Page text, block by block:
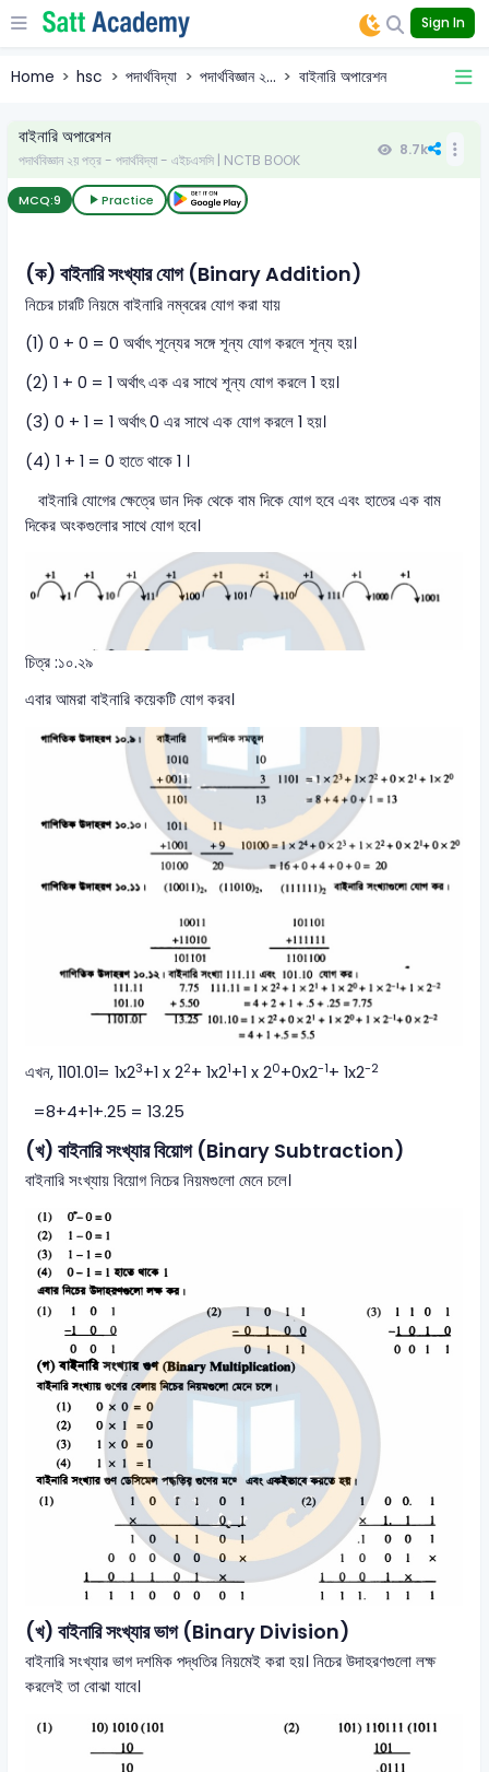
Sign In
Home hsc পদার্থবিদ্যা পদার্থবিজ্ঞান ২... বাইনারি অপারেশন
বাইনারি অপারেশন
পদার্থবিজ্ঞান ২য় পত্র - পদার্থবিদ্যা - এইচএসসি | NCTB BOOK
8.7k
MCQ:9 Practice
(ক) বাইনারি সংখ্যার যোগ (Binary Addition)
নিচের চারটি নিয়মে বাইনারি নম্বরের যোগ করা যায়
(1) 0 + 0 = 0 অর্থাৎ শূন্যের সঙ্গে শূন্য যোগ করলে শূন্য হয়।
(2) 1 + 0 = 1 অর্থাৎ এক এর সাথে শূন্য যোগ করলে 1 হয়।
(3) 0 + 1 = 1 অর্থাৎ 0 এর সাথে এক যোগ করলে 1 হয়।
(4) 1 + 1 = 0 হাতে থাকে 1 ।
বাইনারি যোগের ক্ষেত্রে ডান দিক থেকে বাম দিকে যোগ হবে এবং হাতের এক বাম
দিকের অংকগুলোর সাথে যোগ হবে।
চিত্র :১০.২৯
এবার আমরা বাইনারি কয়েকটি যোগ করব।
এখন, 1101.01= 1x23+1 x 22+ 1x21+1 x 20+0x2-1+ 1x2-2
=8+4+1+.25 = 13.25
(খ) বাইনারি সংখ্যার বিয়োগ (Binary Subtraction)
বাইনারি সংখ্যায় বিয়োগ নিচের নিয়মগুলো মেনে চলে।
(খ) বাইনারি সংখ্যার ভাগ (Binary Division)
বাইনারি সংখ্যার ভাগ দশমিক পদ্ধতির নিয়মেই করা হয়। নিচের উদাহরণগুলো লক্ষ
করলেই তা বোঝা যাবে।